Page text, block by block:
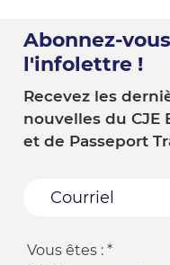
Abonnez-
l'infolettre !
Recevez les
nouvelles du CJE
et de Passeport
Vous êtes : *